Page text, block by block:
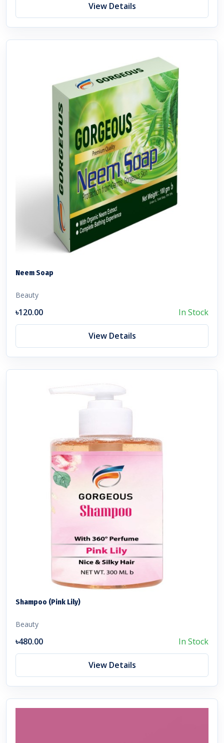
View Details
Neem Soap
Beauty
৳120.00 In Stock
View Details
Shampoo (Pink Lily)
Beauty
৳480.00 In Stock
View Details